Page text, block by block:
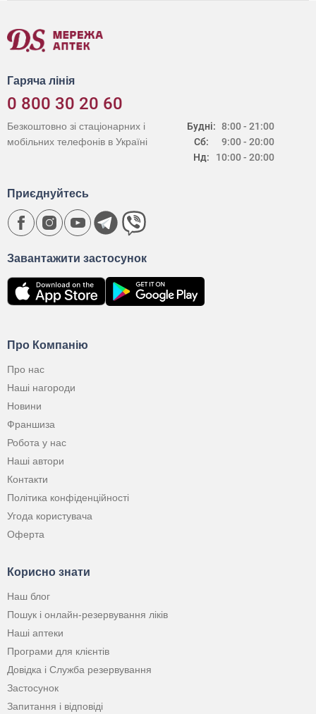
Гаряча лінія
0 800 30 20 60
Будні:
Сб:
Нд:
8:00 - 21:00
9:00 - 20:00
10:00 - 20:00
Безкоштовно зі стаціонарних і
мобільних телефонів в Україні
Про Компанію
Про нас
Наші нагороди
Новини
Франшиза
Робота у нас
Наші автори
Контакти
Політика конфіденційності
Угода користувача
Оферта
Корисно знати
Наш блог
Пошук і онлайн-резервування ліків
Наші аптеки
Програми для клієнтів
Довідка і Служба резервування
Застосунок
Запитання і відповіді
Завантажити застосунок
Приєднуйтесь